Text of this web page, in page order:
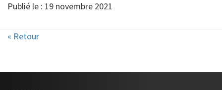
Publié le : 19 novembre 2021
« Retour